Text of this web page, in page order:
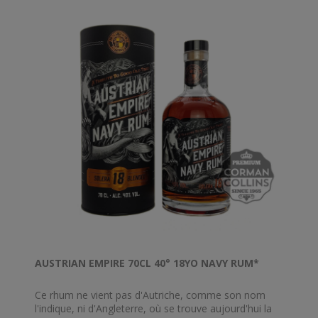
AUSTRIAN EMPIRE 70CL 40° 18YO NAVY RUM*
Ce rhum ne vient pas d'Autriche, comme son nom
l'indique, ni d'Angleterre, où se trouve aujourd'hui la